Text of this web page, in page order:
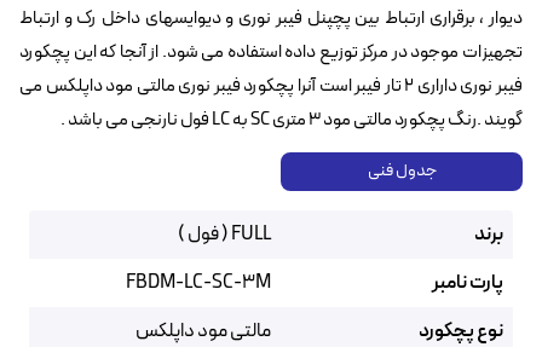
دیوار ، برقراری ارتباط بین پچپنل فیبر نوری و دیوایسهای داخل رک و ارتباط
تجهیزات موجود در مرکز توزیع داده استفاده می شود. از آنجا که این پچکورد
فیبر نوری داراری ۲ تار فیبر است آنرا پچکورد فیبر نوری مالتی مود داپلکس می
گویند .رنگ پچکورد مالتی مود ۳ متری SC به LC فول نارنجی می باشد .
جدول فنی
برند
FULL ( فول )
پارت نامبر
FBDM-LC-SC-3M
نوع پچکورد
مالتی مود داپلکس